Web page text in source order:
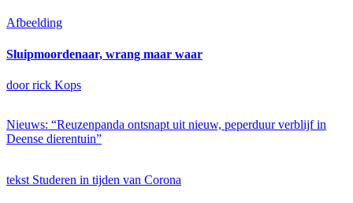
Afbeelding
Sluipmoordenaar, wrang maar waar
door rick Kops
Nieuws: “Reuzenpanda ontsnapt uit nieuw, peperduur verblijf in
Deense dierentuin”
tekst Studeren in tijden van Corona